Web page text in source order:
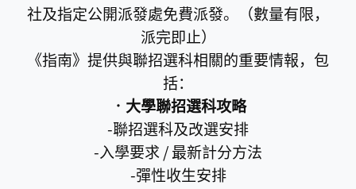
社及指定公開派發處免費派發。（數量有限，
派完即止）
《指南》提供與聯招選科相關的重要情報，包
括：
‧大學聯招選科攻略
-聯招選科及改選安排
-入學要求 / 最新計分方法
-彈性收生安排